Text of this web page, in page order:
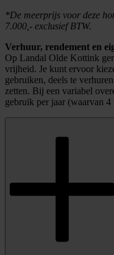
*De meerprijs voor deze
7.000,- exclusief BTW.
Verhuur, rendement en
Op Landal Olde Kottink
vrijheid. Je kunt ervoor
gebruiken, deels te
zetten. Bij een variabel
gebruik per jaar (waarvan